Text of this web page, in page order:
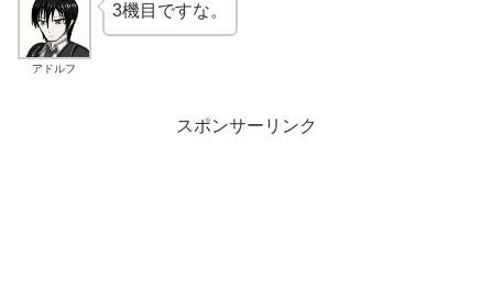
アドルフ
3機目ですな。
スポンサーリンク